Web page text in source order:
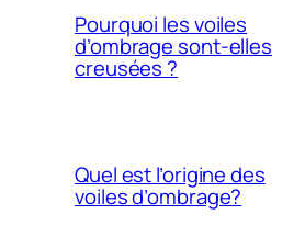
Pourquoi les voiles
d’ombrage sont-elles
creusées ?
Quel est l’origine des
voiles d’ombrage?